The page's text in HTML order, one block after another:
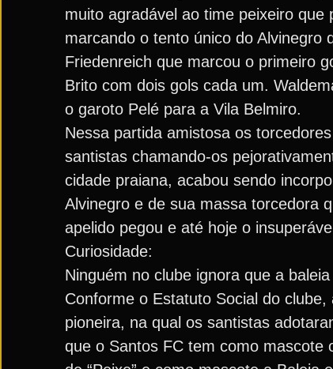
muito agradável ao time peixeiro
marcando o tento único do Alvinegro
Friedenreich que marcou o primeiro
Brito com dois gols cada um.
o garoto Pelé para a Vila Belmiro.
Nessa partida amistosa os
santistas chamando-os
cidade praiana, acabou sendo
Alvinegro e de sua massa torcedora
apelido pegou e até hoje o
Curiosidade:
Ninguém no clube ignora que a
Conforme o Estatuto Social do
pioneira, na qual os santistas
que o Santos FC tem como mascote